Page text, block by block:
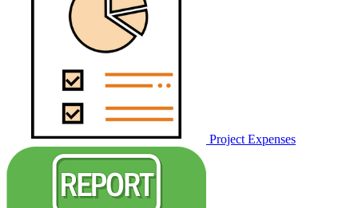
Project Expenses